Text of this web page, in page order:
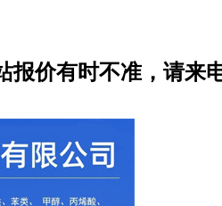
报价有时不准，请来